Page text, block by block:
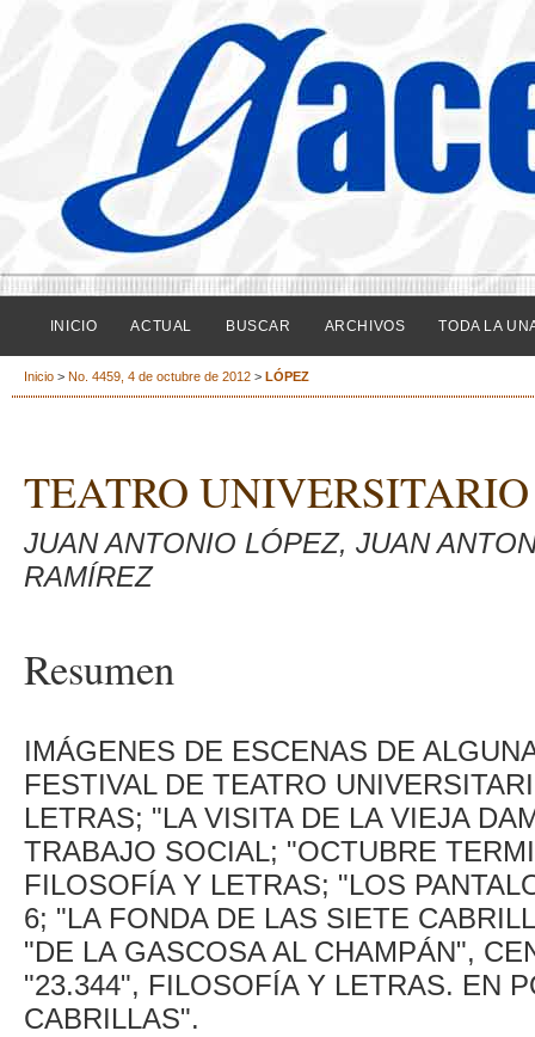
INICIO ACTUAL BUSCAR ARCHIVOS TODA LA
Inicio > No. 4459, 4 de octubre de 2012 > LÓPEZ
TEATRO UNIVERSITARIO
JUAN ANTONIO LÓPEZ, JUAN
RAMÍREZ
Resumen
IMÁGENES DE ESCENAS DE
FESTIVAL DE TEATRO
LETRAS; "LA VISITA DE LA VIEJA
TRABAJO SOCIAL; "OCTUBRE
FILOSOFÍA Y LETRAS; "LOS
6; "LA FONDA DE LAS SIETE
"DE LA GASCOSA AL CHAMPÁN",
"23.344", FILOSOFÍA Y LETRAS. EN
CABRILLAS".